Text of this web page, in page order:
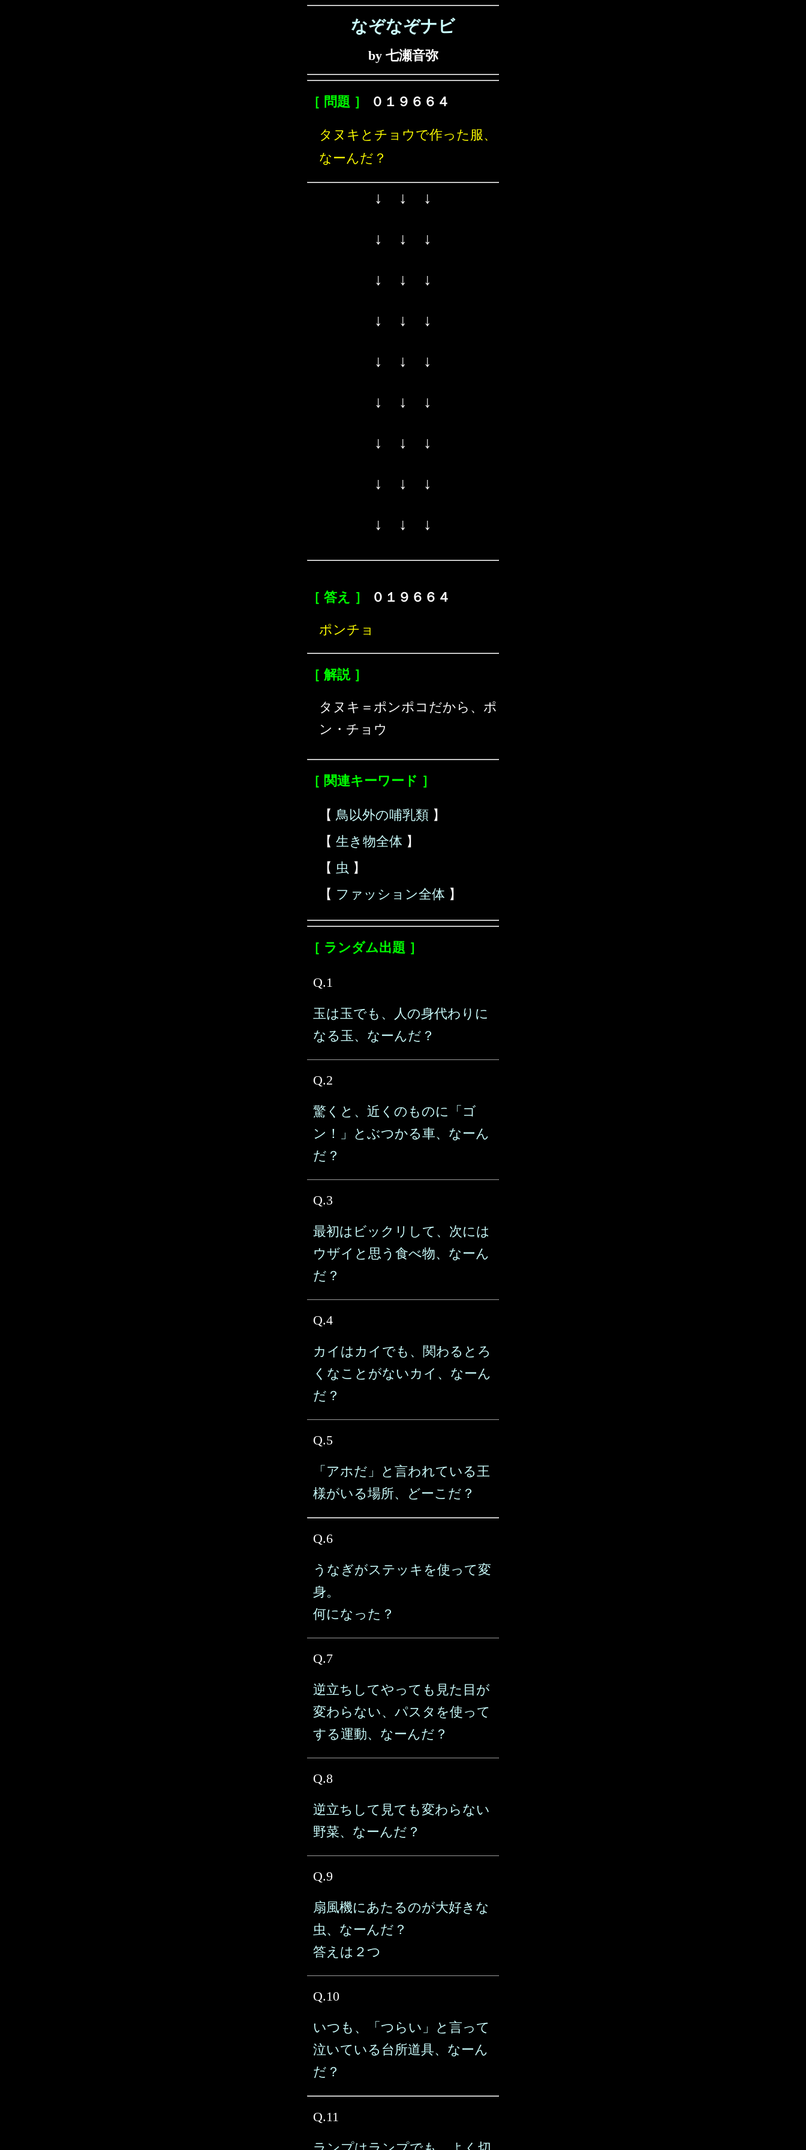
なぞなぞナビ
by 七瀬音弥
［ 問題 ］ ０１９６６４
タヌキとチョウで作った服、
なーんだ？
↓ ↓ ↓
↓ ↓ ↓
↓ ↓ ↓
↓ ↓ ↓
↓ ↓ ↓
↓ ↓ ↓
↓ ↓ ↓
↓ ↓ ↓
↓ ↓ ↓
［ 答え ］ ０１９６６４
ポンチョ
［ 解説 ］
タヌキ＝ポンポコだから、ポ
ン・チョウ
［ 関連キーワード ］
【 鳥以外の哺乳類 】
【 生き物全体 】
【 虫 】
【 ファッション全体 】
［ ランダム出題 ］
Q.1
玉は玉でも、人の身代わりに
なる玉、なーんだ？
Q.2
驚くと、近くのものに「ゴ
ン！」とぶつかる車、なーん
だ？
Q.3
最初はビックリして、次には
ウザイと思う食べ物、なーん
だ？
Q.4
カイはカイでも、関わるとろ
くなことがないカイ、なーん
だ？
Q.5
「アホだ」と言われている王
様がいる場所、どーこだ？
Q.6
うなぎがステッキを使って変
身。
何になった？
Q.7
逆立ちしてやっても見た目が
変わらない、パスタを使って
する運動、なーんだ？
Q.8
逆立ちして見ても変わらない
野菜、なーんだ？
Q.9
扇風機にあたるのが大好きな
虫、なーんだ？
答えは２つ
Q.10
いつも、「つらい」と言って
泣いている台所道具、なーん
だ？
Q.11